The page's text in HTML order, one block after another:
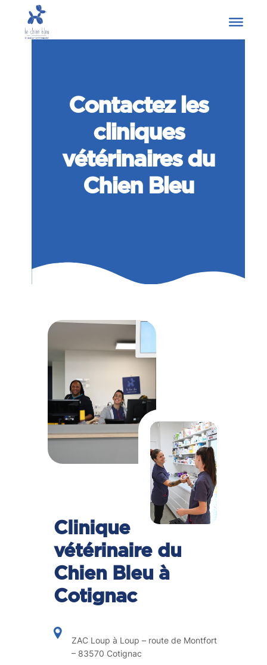
Contactez les
cliniques
vétérinaires du
Chien Bleu
Clinique
vétérinaire du
Chien Bleu à
Cotignac
ZAC Loup à Loup – route de Montfort
– 83570 Cotignac